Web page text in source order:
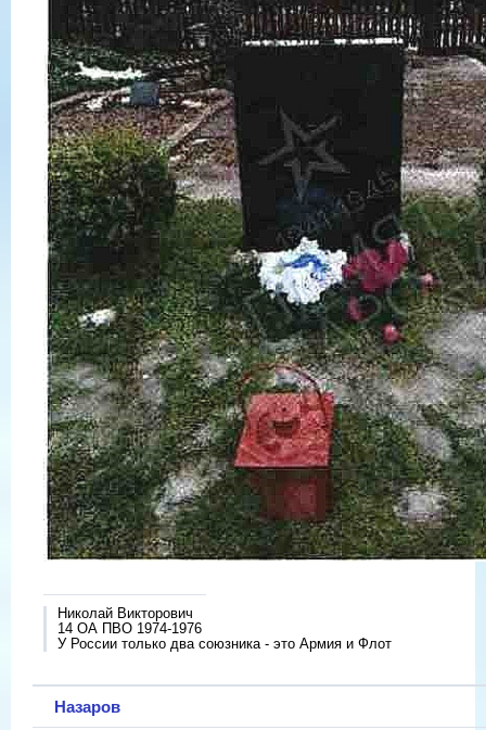
Николай Викторович
14 ОА ПВО 1974-1976
У России только два союзника - это Армия и Флот
Назаров